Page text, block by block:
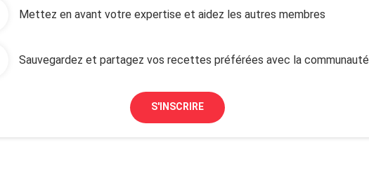
Mettez en avant votre expertise et aidez les autres membres
Sauvegardez et partagez vos recettes préférées avec la communauté
S'INSCRIRE